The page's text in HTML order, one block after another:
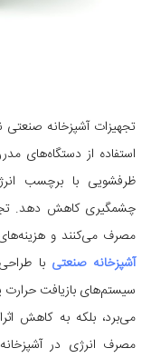
تجهیزات آشپزخانه
استفاده از دستگاه‌های
ظرفشویی با برچسب
چشمگیری کاهش دهد.
مصرف می‌کنند و
آشپزخانه صنعتی با
سیستم‌های بازیافت حرارت
می‌برد، بلکه به کاهش
مصرف انرژی در